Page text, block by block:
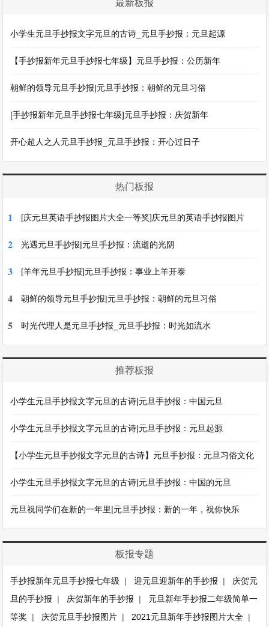
最新板报
小学生元旦手抄报文字元旦的古诗_元旦手抄报：元旦起源
【手抄报新年元旦手抄报七年级】元旦手抄报：公历新年
朝鲜的领导元旦手抄报|元旦手抄报：朝鲜的元旦习俗
[手抄报新年元旦手抄报七年级]元旦手抄报：庆贺新年
开心超人之人元旦手抄报_元旦手抄报：开心过日子
热门板报
1 [庆元旦英语手抄报图片大全一等奖]庆元旦的英语手抄报图片
2 光遇元旦手抄报|元旦手抄报：流逝的光阴
3 [羊年元旦手抄报]元旦手抄报：事业上羊开泰
4 朝鲜的领导元旦手抄报|元旦手抄报：朝鲜的元旦习俗
5 时光代理人是元旦手抄报_元旦手抄报：时光如流水
推荐板报
小学生元旦手抄报文字元旦的古诗|元旦手抄报：中国元旦
小学生元旦手抄报文字元旦的古诗|元旦手抄报：元旦起源
【小学生元旦手抄报文字元旦的古诗】元旦手抄报：元旦习俗文化
小学生元旦手抄报文字元旦的古诗|元旦手抄报：中国的元旦
元旦祝同学们在新的一年里|元旦手抄报：新的一年，祝你快乐
板报专题
手抄报新年元旦手抄报七年级 |迎元旦迎新年的手抄报 | 庆贺元
旦的手抄报 | 庆贺新年的手抄报 | 元旦新年手抄报二年级简单一
等奖 | 庆贺元旦手抄报图片 | 2021元旦新年手抄报图片大全 |